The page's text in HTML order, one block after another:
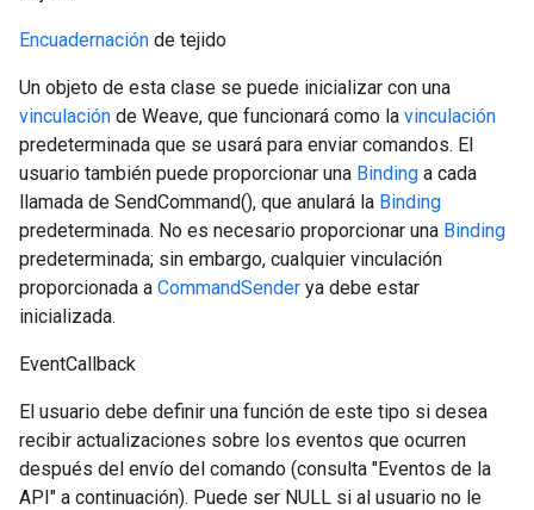
Encuadernación de tejido
Un objeto de esta clase se puede inicializar con una
vinculación de Weave, que funcionará como la vinculación
predeterminada que se usará para enviar comandos. El
usuario también puede proporcionar una Binding a cada
llamada de SendCommand(), que anulará la Binding
predeterminada. No es necesario proporcionar una Binding
predeterminada; sin embargo, cualquier vinculación
proporcionada a CommandSender ya debe estar
inicializada.
EventCallback
El usuario debe definir una función de este tipo si desea
recibir actualizaciones sobre los eventos que ocurren
después del envío del comando (consulta "Eventos de la
API" a continuación). Puede ser NULL si al usuario no le